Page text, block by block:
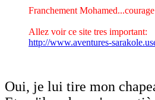
Franchement
Allez voir ce site tres important:
http://www.aventures-
Oui, je lui tire mon